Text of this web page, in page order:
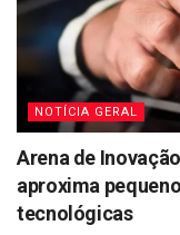
NOTÍCIA GERAL
Arena de
aproxima
tecnológicas